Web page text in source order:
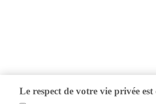
Le respect de votre vie privée est